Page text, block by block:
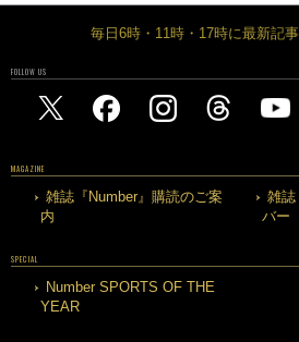
毎日6時・11時・17時に最新記
FOLLOW US
MAGAZINE
雑誌『Number』購読のご案
内
雑誌
バー
SPECIAL
Number SPORTS OF THE
YEAR